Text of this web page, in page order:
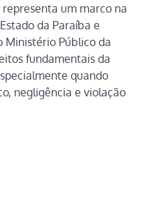
representa um marco na
da Paraíba e
Ministério Público da
fundamentais da
quando
negligência e violação